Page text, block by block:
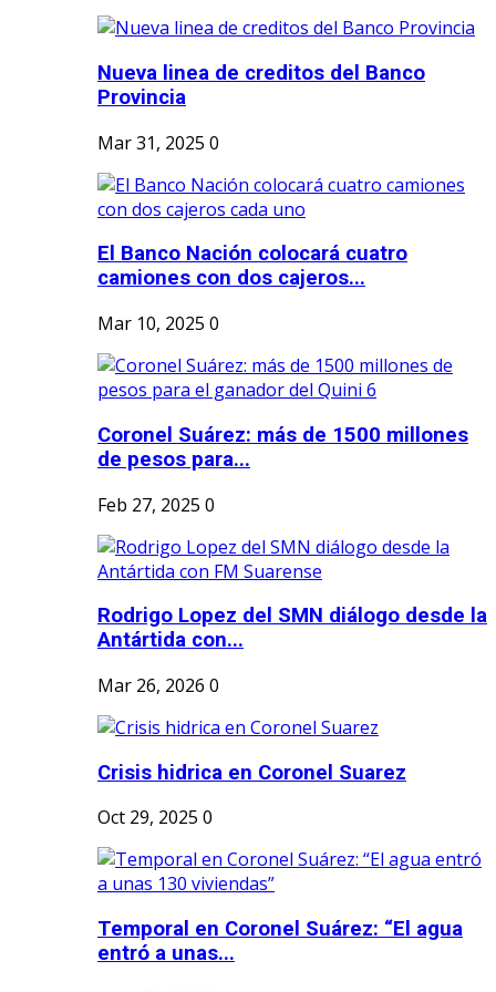
Nueva linea de creditos del Banco
Provincia
Mar 31, 2025 0
El Banco Nación colocará cuatro
camiones con dos cajeros...
Mar 10, 2025 0
Coronel Suárez: más de 1500 millones
de pesos para...
Feb 27, 2025 0
Rodrigo Lopez del SMN diálogo desde la
Antártida con...
Mar 26, 2026 0
Crisis hidrica en Coronel Suarez
Oct 29, 2025 0
Temporal en Coronel Suárez: “El agua
entró a unas...